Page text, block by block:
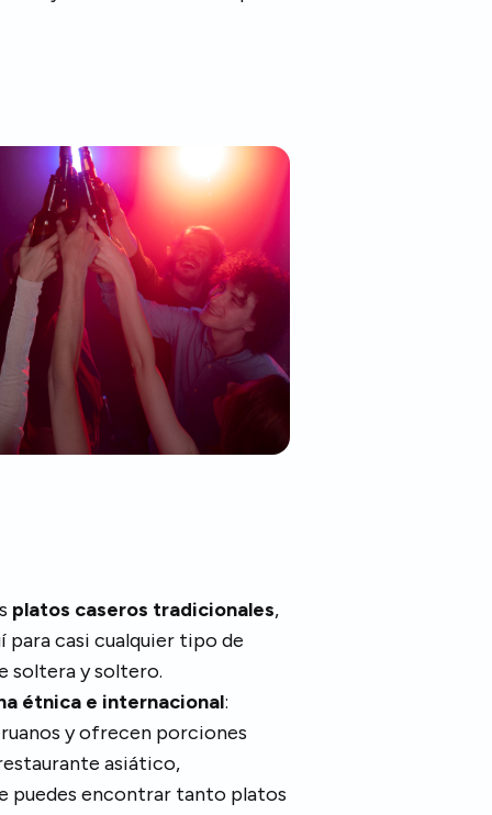
platos caseros tradicionales,
para casi cualquier tipo de
soltera y soltero.
étnica e internacional:
y ofrecen porciones
asiático,
puedes encontrar tanto platos